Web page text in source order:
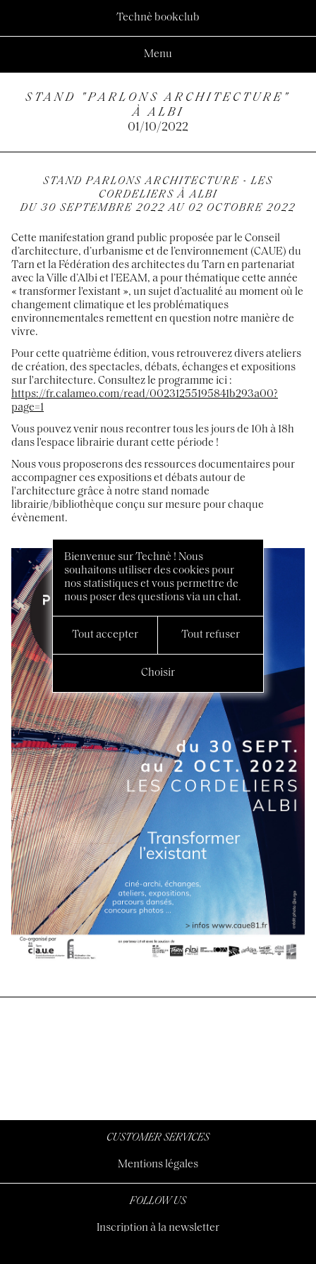
Technè bookclub
Menu
STAND "PARLONS ARCHITECTURE"
À ALBI
01/10/2022
STAND PARLONS ARCHITECTURE - LES
CORDELIERS À ALBI
DU 30 SEPTEMBRE 2022 AU 02 OCTOBRE 2022
Cette manifestation grand public proposée par le Conseil
d’architecture, d’urbanisme et de l’environnement (CAUE) du
Tarn et la Fédération des architectes du Tarn en partenariat
avec la Ville d’Albi et l’EEAM, a pour thématique cette année
« transformer l'existant », un sujet d’actualité au moment où le
changement climatique et les problématiques
environnementales remettent en question notre manière de
vivre.
Pour cette quatrième édition, vous retrouverez divers ateliers
de création, des spectacles, débats, échanges et expositions
sur l'architecture. Consultez le programme ici :
https://fr.calameo.com/read/00231255195841b293a00?
page=1
Vous pouvez venir nous recontrer tous les jours de 10h à 18h
dans l'espace librairie durant cette période !
Nous vous proposerons des ressources documentaires pour
accompagner ces expositions et débats autour de
l'architecture grâce à notre stand nomade
librairie/bibliothèque conçu sur mesure pour chaque
évènement.
CUSTOMER SERVICES
Mentions légales
FOLLOW US
Inscription à la newsletter
Bienvenue sur Technè ! Nous
souhaitons utiliser des cookies pour
nos statistiques et vous permettre de
nous poser des questions via un chat.
Tout accepter Tout refuser
Choisir